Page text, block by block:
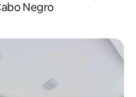
Negro